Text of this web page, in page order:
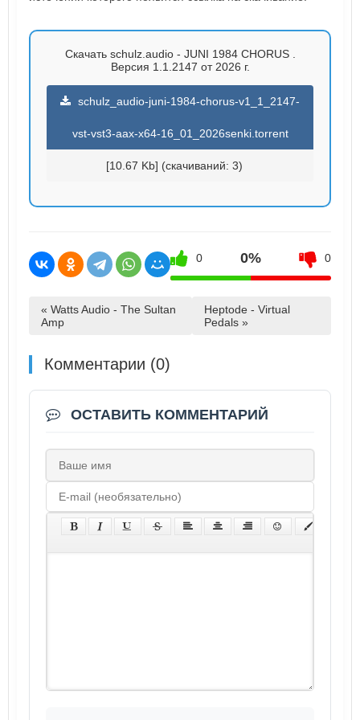
Скачать schulz.audio - JUNI 1984 CHORUS .
Версия 1.1.2147 от 2026 г.
schulz_audio-juni-1984-chorus-v1_1_2147-
vst-vst3-aax-x64-16_01_2026senki.torrent
[10.67 Kb] (cкачиваний: 3)
0 0% 0
« Watts Audio - The Sultan
Amp
Heptode - Virtual
Pedals »
Комментарии (0)
ОСТАВИТЬ КОММЕНТАРИЙ